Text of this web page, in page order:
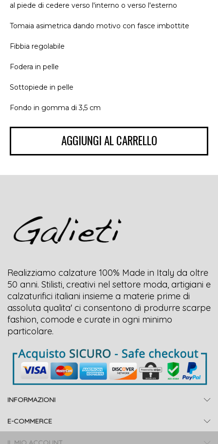
al piede di cedere verso l'interno o verso l'esterno
Tomaia asimetrica dando motivo con fasce imbottite
Fibbia regolabile
Fodera in pelle
Sottopiede in pelle
Fondo in gomma di 3,5 cm
AGGIUNGI AL CARRELLO
Realizziamo calzature 100% Made in Italy da oltre
50 anni. Stilisti, creativi nel settore moda, artigiani e
calzaturifici italiani insieme a materie prime di
assoluta qualita' ci consentono di produrre scarpe
fashion, comode e curate in ogni minimo
particolare.
INFORMAZIONI
E-COMMERCE